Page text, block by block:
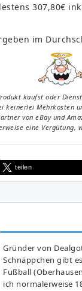
307,80€
im
kaufst oder
keinerlei Mehrkosten
von eBay und
eine Vergütung,
teilen
Gründer von
Schnäppchen gibt
Fußball
ich normalerweise